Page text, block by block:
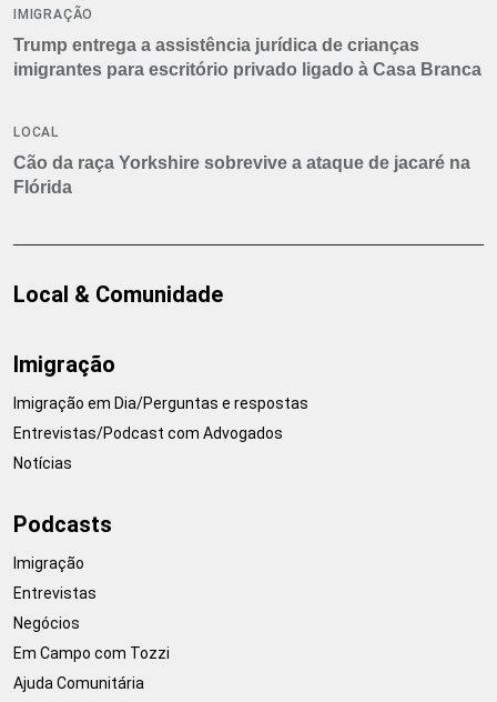
IMIGRAÇÃO
Trump entrega a assistência jurídica de crianças
imigrantes para escritório privado ligado à Casa Branca
LOCAL
Cão da raça Yorkshire sobrevive a ataque de jacaré na
Flórida
Local & Comunidade
Imigração
Imigração em Dia/Perguntas e respostas
Entrevistas/Podcast com Advogados
Notícias
Podcasts
Imigração
Entrevistas
Negócios
Em Campo com Tozzi
Ajuda Comunitária